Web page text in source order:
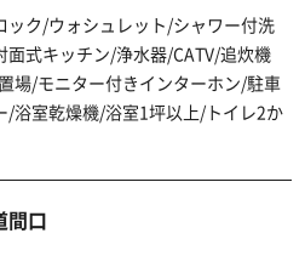
ク/ウォシュレット/シャワー付洗
式キッチン/浄水器/CATV/追炊機
場/モニター付きインターホン/駐車
浴室乾燥機/浴室1坪以上/トイレ2か
間口